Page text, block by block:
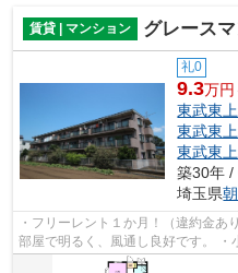
賃貸 | マンション グレース
礼0
9.3万円
東武東
東武東
東武東
築30年 /
埼玉県
・フリーレント１か月！（違約金あ
部屋で明るく、風通し良好です。
500mの所に商業施設（スーパー、ホ